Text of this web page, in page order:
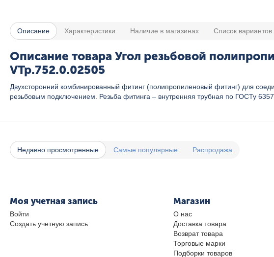
Описание Характеристики Наличие в магазинах Список вариантов
Описание товара Угол резьбовой
VTp.752.0.02505
Двухсторонний комбинированный фитинг (полипропиленовый фитинг) для
резьбовым подключением. Резьба фитинга – внутренняя трубная по ГОСТу
Недавно просмотренные Самые популярные Распродажа
Моя учетная запись
Войти
Создать учетную запись
Магазин
О нас
Доставка товара
Возврат товара
Торговые марки
Подборки товаров